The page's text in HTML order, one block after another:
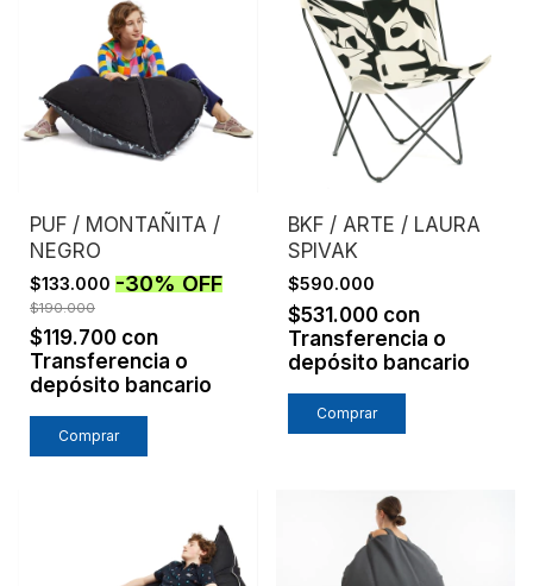
PUF / MONTAÑITA /
NEGRO
$133.000 -30%OFF
$190.000
$119.700 con
Transferencia o
depósito bancario
BKF / ARTE / LAURA
SPIVAK
$590.000
$531.000 con
Transferencia o
depósito bancario
Comprar